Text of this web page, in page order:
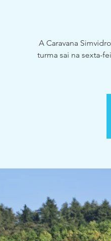
A Caravana
turma sai na sexta-